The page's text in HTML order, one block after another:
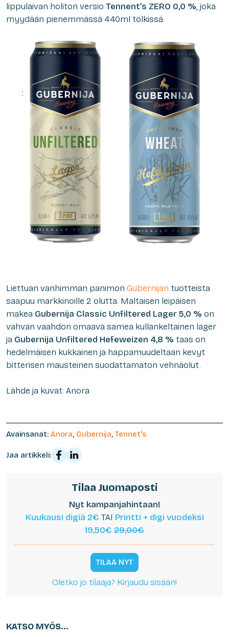
lippulaivan holiton versio Tennent’s ZERO 0,0 %, joka
myydään pienemmässä 440ml tölkissä.
Liettuan vanhimman panimon Gubernijan tuotteista
saapuu markkinoille 2 olutta. Maltaisen leipäisen
makea Gubernija Classic Unfiltered Lager 5,0 % on
vahvan vaahdon omaava samea kullankeltainen lager
ja Gubernija Unfiltered Hefeweizen 4,8 % taas on
hedelmäisen kukkainen ja happamuudeltaan kevyt
bitterisen mausteinen suodattamaton vehnäolut.
Lähde ja kuvat: Anora
Avainsanat: Anora, Gubernija, Tennet's
Jaa artikkeli:
Tilaa Juomaposti
Nyt kampanjahintaan!
Kuukausi digiä 2€ TAI Printti + digi vuodeksi
19,50€ 29,00€
TILAA NYT
Oletko jo tilaaja? Kirjaudu sisään!
KATSO MYÖS...